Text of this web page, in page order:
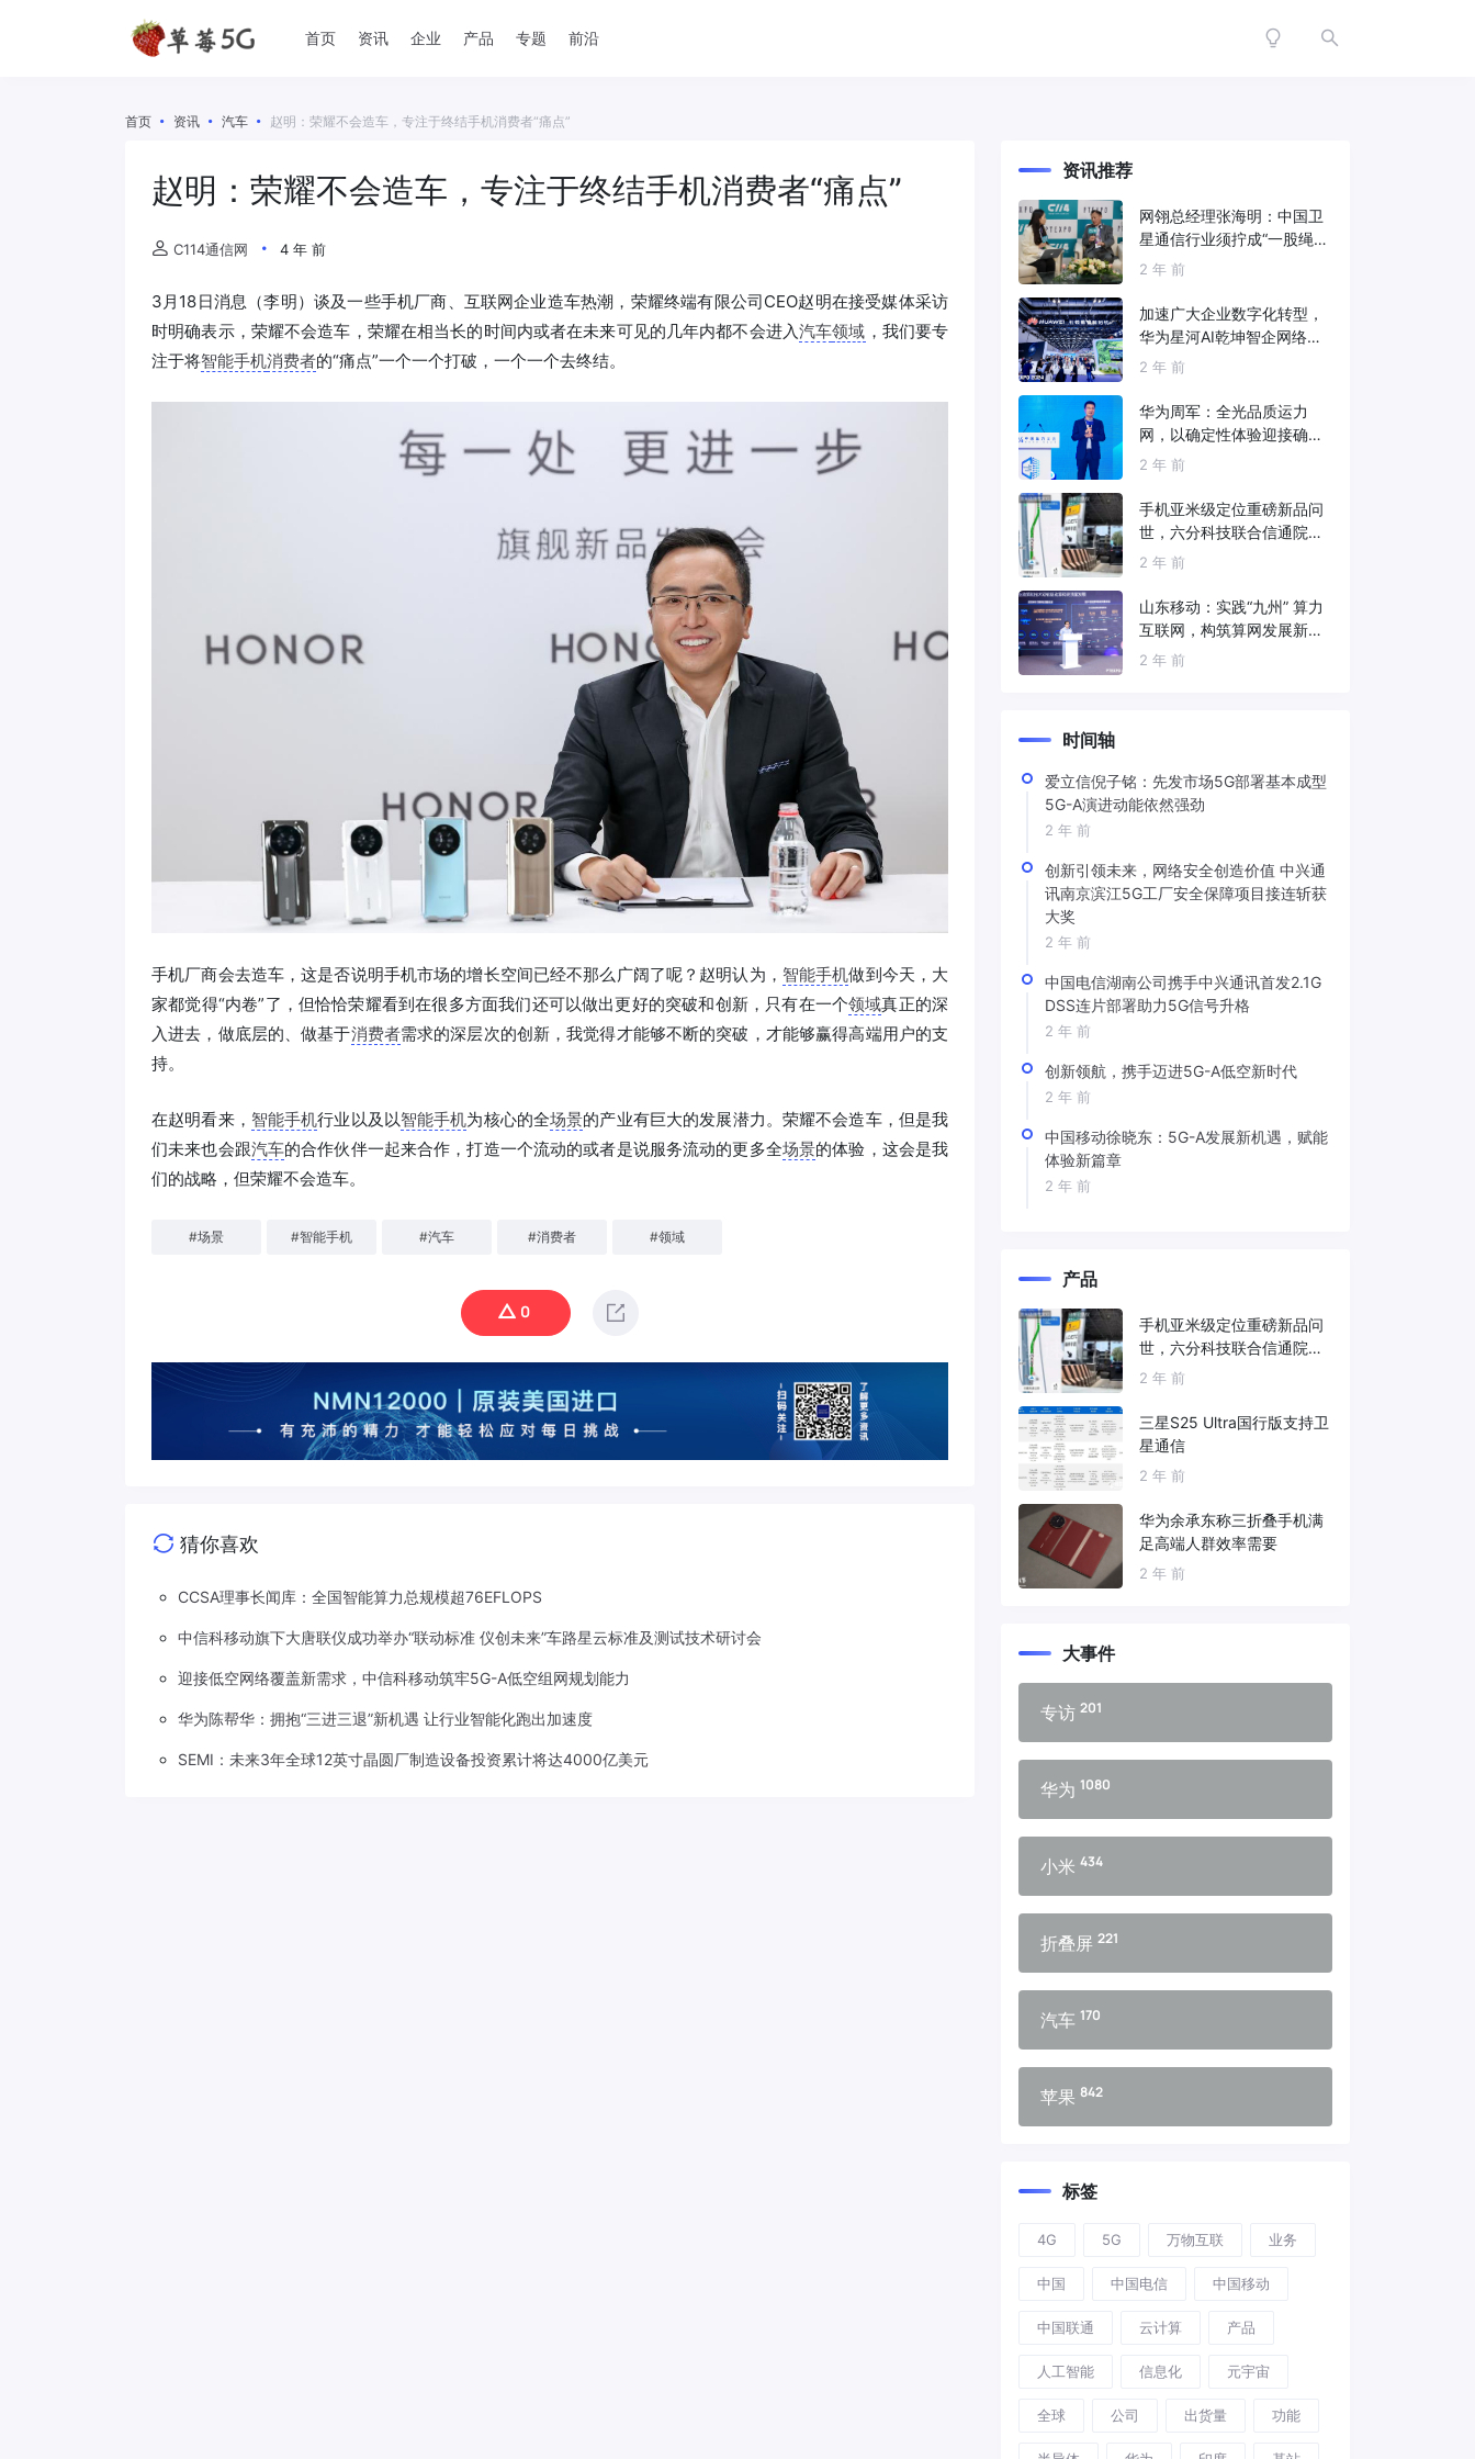
首页 资讯 企业 产品 专题 前沿
首页 资讯 汽车 赵明：荣耀不会造车，专注于终结手机消费者“痛点”
赵明：荣耀不会造车，专注于终结手机消费者“痛点”
C114通信网 4 年 前
3月18日消息（李明）谈及一些手机厂商、互联网企业造车热潮，荣耀终端有限公司CEO赵明在接受媒体采访
时明确表示，荣耀不会造车，荣耀在相当长的时间内或者在未来可见的几年内都不会进入汽车领域 ，我们要专
注于将智能手机消费者的“痛点”一个一个打破，一个一个去终结。
手机厂商会去造车，这是否说明手机市场的增长空间已经不那么广阔了呢？赵明认为， 智能手机做到今天，大
家都觉得“内卷”了，但恰恰荣耀看到在很多方面我们还可以做出更好的突破和创新，只有在一个领域真正的深
入进去，做底层的、做基于消费者需求的深层次的创新，我觉得才能够不断的突破，才能够赢得高端用户的支
持。
在赵明看来， 智能手机行业以及以智能手机为核心的全场景的产业有巨大的发展潜力。荣耀不会造车，但是我
们未来也会跟汽车的合作伙伴一起来合作，打造一个流动的或者是说服务流动的更多全场景的体验，这会是我
们的战略，但荣耀不会造车。
#场景 #智能手机 #汽车 #消费者 #领域
0
猜你喜欢
CCSA理事长闻库：全国智能算力总规模超76EFLOPS
中信科移动旗下大唐联仪成功举办“联动标准 仪创未来”车路星云标准及测试技术研讨会
迎接低空网络覆盖新需求，中信科移动筑牢5G-A低空组网规划能力
华为陈帮华：拥抱“三进三退”新机遇 让行业智能化跑出加速度
SEMI：未来3年全球12英寸晶圆厂制造设备投资累计将达4000亿美元
资讯推荐
网翎总经理张海明：中国卫
星通信行业须拧成“一股绳”
共同打造垂直产业链
2 年 前
加速广大企业数字化转型，
华为星河AI乾坤智企网络解
决方案亮相2024中国国际信
2 年 前
华为周军：全光品质运力
网，以确定性体验迎接确定
性的智能时代
2 年 前
手机亚米级定位重磅新品问
世，六分科技联合信通院发
布免费服务
2 年 前
山东移动：实践“九州” 算力
互联网，构筑算网发展新底
座
2 年 前
时间轴
爱立信倪子铭：先发市场5G部署基本成型
5G-A演进动能依然强劲
2 年 前
创新引领未来，网络安全创造价值 中兴通
讯南京滨江5G工厂安全保障项目接连斩获
大奖
2 年 前
中国电信湖南公司携手中兴通讯首发2.1G
DSS连片部署助力5G信号升格
2 年 前
创新领航，携手迈进5G-A低空新时代
2 年 前
中国移动徐晓东：5G-A发展新机遇，赋能
体验新篇章
2 年 前
产品
手机亚米级定位重磅新品问
世，六分科技联合信通院发
布免费服务
2 年 前
三星S25 Ultra国行版支持卫
星通信
2 年 前
华为余承东称三折叠手机满
足高端人群效率需要
2 年 前
大事件
专访 201
华为 1080
小米 434
折叠屏 221
汽车 170
苹果 842
标签
4G 5G 万物互联 业务
中国 中国电信 中国移动
中国联通 云计算 产品
人工智能 信息化 元宇宙
全球 公司 出货量 功能